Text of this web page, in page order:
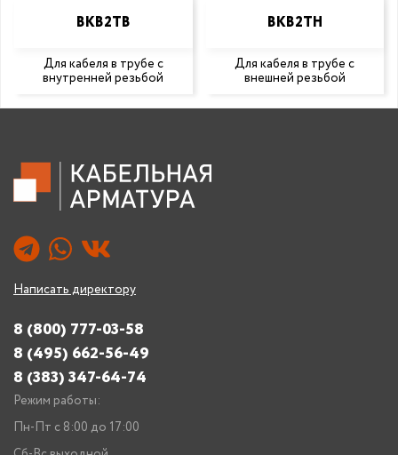
ВКВ2ТВ
Для кабеля в трубе с
внутренней резьбой
ВКВ2ТН
Для кабеля в трубе с
внешней резьбой
Написать директору
8 (800) 777-03-58
8 (495) 662-56-49
8 (383) 347-64-74
Режим работы:
Пн-Пт с 8:00 до 17:00